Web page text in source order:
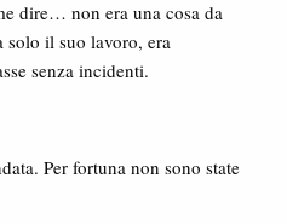
dire… non era una cosa da
solo il suo lavoro, era
senza incidenti.
Per fortuna non sono state